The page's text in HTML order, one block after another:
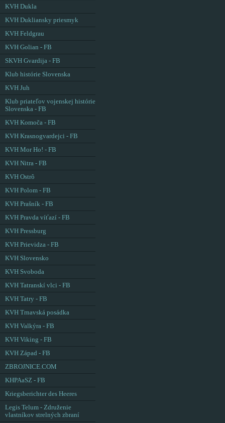
KVH Dukla
KVH Dukliansky priesmyk
KVH Feldgrau
KVH Golian - FB
SKVH Gvardija - FB
Klub histórie Slovenska
KVH Juh
Klub priateľov vojenskej histórie
Slovenska - FB
KVH Komoča - FB
KVH Krasnogvardejci - FB
KVH Mor Ho! - FB
KVH Nitra - FB
KVH Ostrô
KVH Polom - FB
KVH Prašník - FB
KVH Pravda víťazí - FB
KVH Pressburg
KVH Prievidza - FB
KVH Slovensko
KVH Svoboda
KVH Tatranskí vlci - FB
KVH Tatry - FB
KVH Trnavská posádka
KVH Valkýra - FB
KVH Viking - FB
KVH Západ - FB
ZBROJNICE.COM
KHPAaSZ - FB
Kriegsberichter des Heeres
Legis Telum - Združenie
vlastníkov strelných zbraní